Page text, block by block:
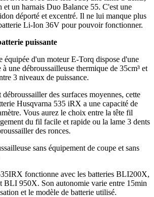
et un harnais Duo Balance 55. C'est une
déporté et excentré. Il ne lui manque plus
Li-Ion 36V pour pouvoir fonctionner.
puissante
équipée d'un moteur E-Torq dispose d'une
une débroussailleuse thermique de 35cm³ et
3 niveaux de puissance.
des surfaces moyennes, cette
Husqvarna 535 iRX a une capacité de
Vous aurez le choix entre la tête fil
du fil facile et rapide ou la lame 3 dents
des ronces.
sans équipement de coupe et sans
fonctionne avec les batteries BLI200X,
950X. Son autonomie varie entre 15min
et le modèle de batterie utilisé.